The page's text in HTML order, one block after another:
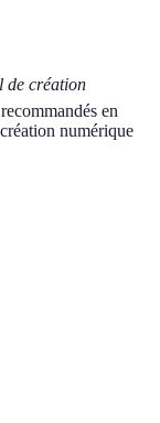
de création
en
numérique